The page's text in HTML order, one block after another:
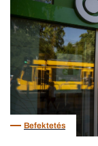
Befektetés